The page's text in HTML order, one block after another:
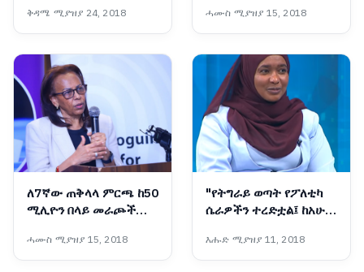
የሚመሠርትበትም ሂደት
ነው፡- ከንቲባ አዳነች አቤቤ
ቅዳሜ ሚያዝያ 24, 2018 ሓሙስ ሚያዝያ 15, 2018
ለ7ኛው ጠቅላላ ምርጫ ከ50
ሚሊዮን በላይ መራጮች
ምርጫ ቦርድ
ሓሙስ ሚያዝያ 15, 2018
"የትግራይ ወጣት የፖለቲካ
ሴራዎችን ተረድቷል፤ ከአሁን
አይሆንም"፦ የቀድሞዋ አፈ-
ጉባኤ ኬሪያ ኢብራሂም
እሑድ ሚያዝያ 11, 2018